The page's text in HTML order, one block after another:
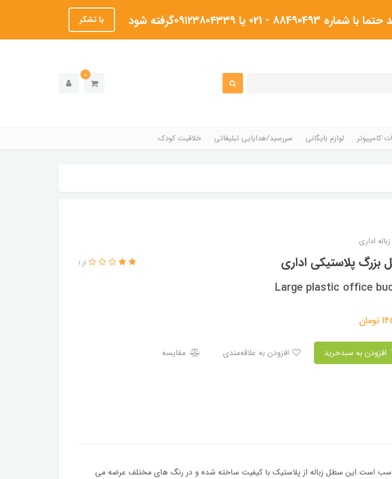
۰۹۱۲۳۸۰۴۳۳۹گرفته شود با تشکر
0
کامپیوتر لوازم بایگانی سررسید/هدایایی تبلیغاتی خلاقیت کودک
اداری
پلاستیکی اداری از 1
Large plastic office
تومان
مقایسه
است.این سطل زباله از پلاستیک با کیفیت ساخته شده و در رنگ های مختلف عرضه می